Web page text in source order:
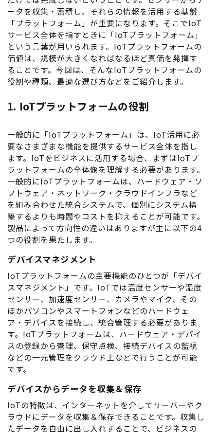
ータを収集・蓄積し、それらの情報を活用する基盤
「プラットフォーム」が重要になります。そこでIoT
サービス全体を指すときに「IoTプラットフォーム」
という言葉が用いられます。IoTプラットフォームの
価値は、規模が大きくなればなるほど真価を発揮す
ることです。今回は、そんなIoTプラットフォームの
役割や種類、最適な選び方などをご紹介します。
1. IoTプラットフォームの役割
一般的に「IoTプラットフォーム」は、IoT活用に必
要なさまざまな機能を提供するサービス全体を指し
ます。IoTをビジネスに活用する場合、まずはIoTプ
ラットフォームの全体像を理解する必要があります。
一般的にIoTプラットフォームは、ハードウェア・ソ
フトウェア・ネットワーク・クラウドインフラなど
を組み合わせた統合システムで、個別にシステム構
築するよりも時間やコストを抑えることが可能です。
製品によって方向性の違いはありますが主に以下の4
つの役割を果たします。
デバイスマネジメント
IoTプラットフォームの主要機能のひとつが「デバイ
スマネジメント」です。IoTでは温度センサーや湿度
センサー、加速度センサー、カメラやマイク、その
ほかパソコンやスマートフォンなどのハードウェ
ア・デバイスを接続し、統合管理する必要がありま
す。IoTプラットフォームは、ハードウェア・デバイ
スの登録から管理、保守点検、接続デバイスの監視
などの一元管理をクラウド上などで行うことが可能
です。
デバイスからデータを収集＆保存
IoTの特徴は、インターネットを介してサーバーやク
ラウドにデータを収集＆保存できることです。収集し
たデータを自由に出し入れすることで、ビジネスの